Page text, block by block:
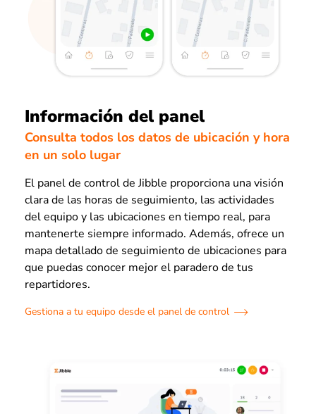
Información del panel
Consulta todos los datos de ubicación y hora
en un solo lugar
El panel de control de Jibble proporciona una visión
clara de las horas de seguimiento, las actividades
del equipo y las ubicaciones en tiempo real, para
mantenerte siempre informado. Además, ofrece un
mapa detallado de seguimiento de ubicaciones para
que puedas conocer mejor el paradero de tus
repartidores.
Gestiona a tu equipo desde el panel de control